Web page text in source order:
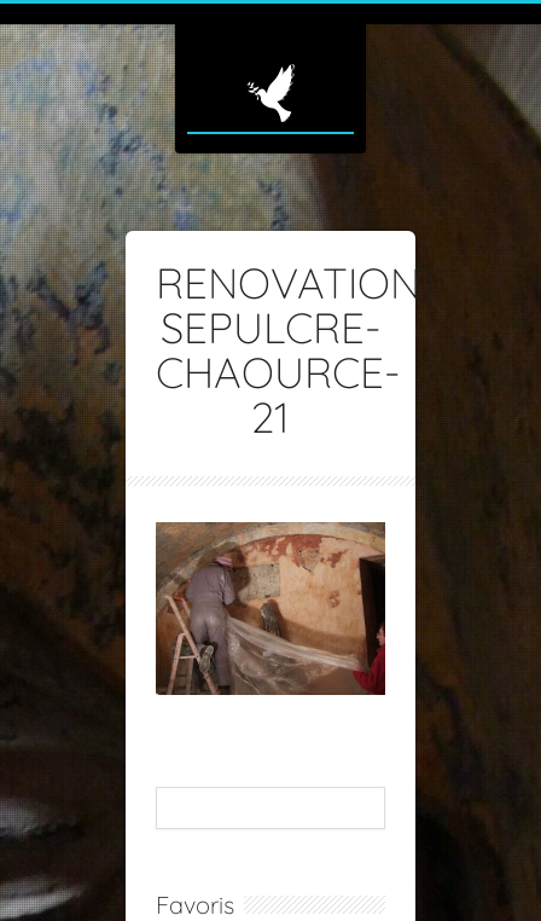
RENOVATION-
SEPULCRE-
CHAOURCE-
21
Favoris